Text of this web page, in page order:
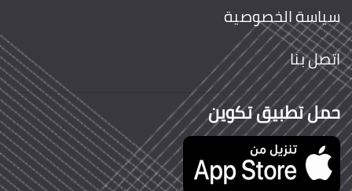
سياسة الخصوصية
اتصل بنا
حمل تطبيق تكوين